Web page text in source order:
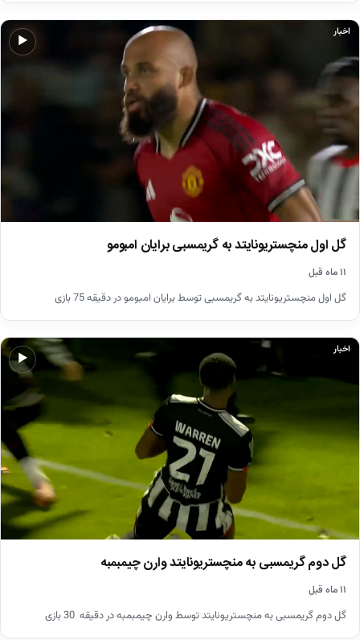
▶
اخبار
گل اول منچستریونایتد به گریمسبی برایان امبومو
۱۱ ماه قبل
گل اول منچستریونایتد به گریمسبی توسط برایان امبومو در دقیقه 75 بازی
▶
اخبار
گل دوم گریمسبی به منچستریونایتد وارن چیمبمبه
۱۱ ماه قبل
گل دوم گریمسبی به منچستریونایتد توسط وارن چیمبمبه در دقیقه 30 بازی